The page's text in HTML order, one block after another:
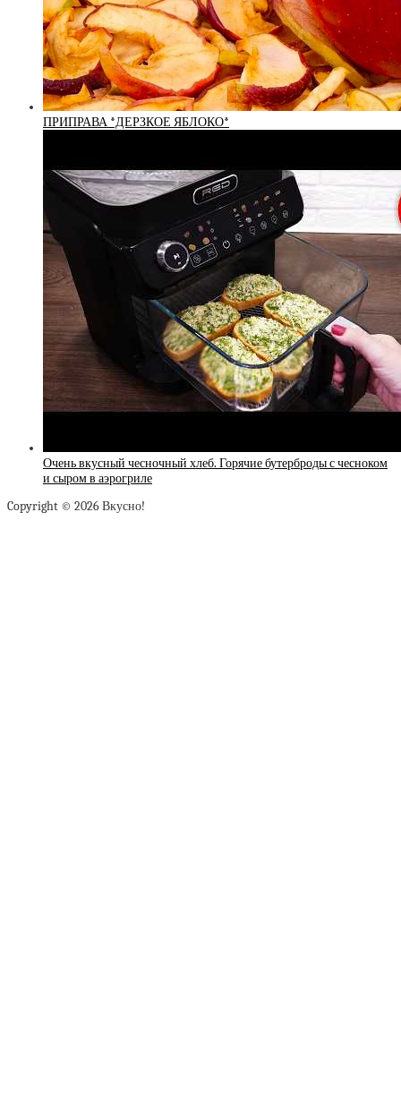
ПРИПРАВА *ДЕРЗКОЕ ЯБЛОКО*
Очень вкусный чесночный хлеб. Горячие бутерброды с чесноком
и сыром в аэрогриле
Copyright © 2026 Вкусно!